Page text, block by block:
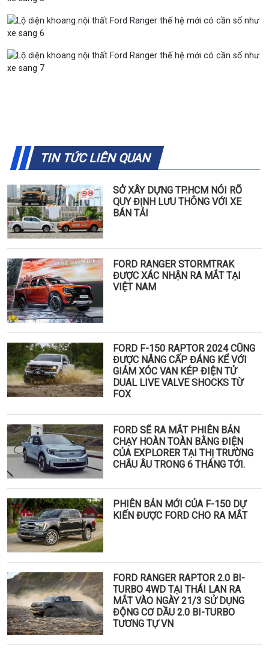
TIN TỨC LIÊN QUAN
SỞ XÂY DỰNG TP.HCM NÓI RÕ
QUY ĐỊNH LƯU THÔNG VỚI XE
BÁN TẢI
FORD RANGER STORMTRAK
ĐƯỢC XÁC NHẬN RA MẮT TẠI
VIỆT NAM
FORD F-150 RAPTOR 2024 CŨNG
ĐƯỢC NÂNG CẤP ĐÁNG KỂ VỚI
GIẢM XÓC VAN KÉP ĐIỆN TỬ
DUAL LIVE VALVE SHOCKS TỪ
FOX
FORD SẼ RA MẮT PHIÊN BẢN
CHẠY HOÀN TOÀN BẰNG ĐIỆN
CỦA EXPLORER TẠI THỊ TRƯỜNG
CHÂU ÂU TRONG 6 THÁNG TỚI.
PHIÊN BẢN MỚI CỦA F-150 DỰ
KIẾN ĐƯỢC FORD CHO RA MẮT
FORD RANGER RAPTOR 2.0 BI-
TURBO 4WD TẠI THÁI LAN RA
MẮT VÀO NGÀY 21/3 SỬ DỤNG
ĐỘNG CƠ DẦU 2.0 BI-TURBO
TƯƠNG TỰ VN